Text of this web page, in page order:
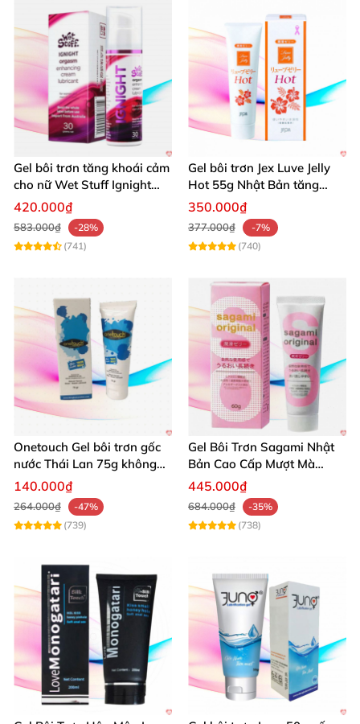
Gel bôi trơn tăng khoái cảm
cho nữ Wet Stuff Ignight
30g se khít âm đạo
420.000₫
583.000₫
-28%
(741)
Gel bôi trơn Jex Luve Jelly
Hot 55g Nhật Bản tăng
khoái cảm
350.000₫
377.000₫
-7%
(740)
Onetouch Gel bôi trơn gốc
nước Thái Lan 75g không
chứa chất diệt tinh trùng
140.000₫
264.000₫
-47%
(739)
Gel Bôi Trơn Sagami Nhật
Bản Cao Cấp Mượt Mà
Tăng Khoái Cảm
445.000₫
684.000₫
-35%
(738)